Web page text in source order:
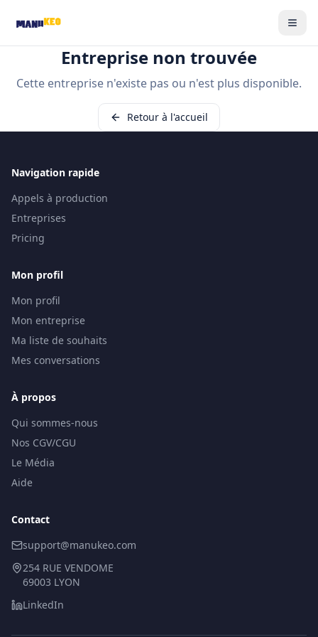
Entreprise non trouvée
Cette entreprise n'existe pas ou n'est plus disponible.
Retour à l'accueil
Navigation rapide
Appels à production
Entreprises
Pricing
Mon profil
Mon profil
Mon entreprise
Ma liste de souhaits
Mes conversations
À propos
Qui sommes-nous
Nos CGV/CGU
Le Média
Aide
Contact
support@manukeo.com
254 RUE VENDOME
69003 LYON
LinkedIn